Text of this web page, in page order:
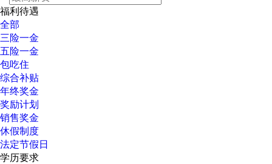
福利待遇
全部
三险一金
五险一金
包吃住
综合补贴
年终奖金
奖励计划
销售奖金
休假制度
法定节假日
学历要求